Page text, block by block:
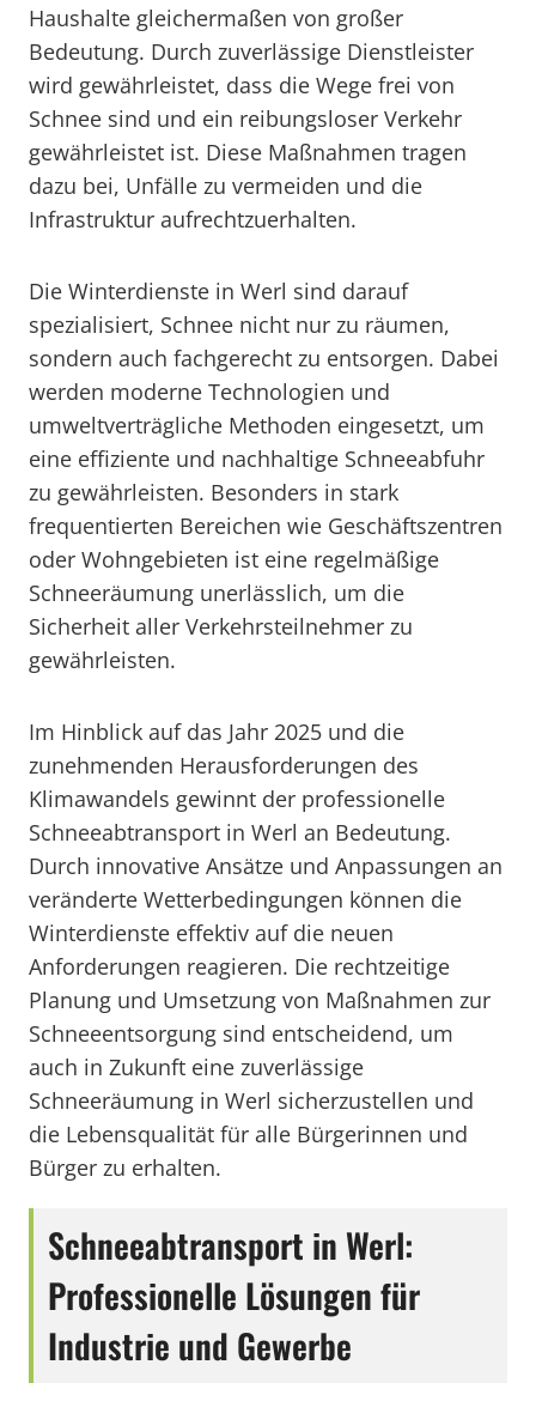
Haushalte gleichermaßen von großer
Bedeutung. Durch zuverlässige Dienstleister
wird gewährleistet, dass die Wege frei von
Schnee sind und ein reibungsloser Verkehr
gewährleistet ist. Diese Maßnahmen tragen
dazu bei, Unfälle zu vermeiden und die
Infrastruktur aufrechtzuerhalten.
Die Winterdienste in Werl sind darauf
spezialisiert, Schnee nicht nur zu räumen,
sondern auch fachgerecht zu entsorgen. Dabei
werden moderne Technologien und
umweltverträgliche Methoden eingesetzt, um
eine effiziente und nachhaltige Schneeabfuhr
zu gewährleisten. Besonders in stark
frequentierten Bereichen wie Geschäftszentren
oder Wohngebieten ist eine regelmäßige
Schneeräumung unerlässlich, um die
Sicherheit aller Verkehrsteilnehmer zu
gewährleisten.
Im Hinblick auf das Jahr 2025 und die
zunehmenden Herausforderungen des
Klimawandels gewinnt der professionelle
Schneeabtransport in Werl an Bedeutung.
Durch innovative Ansätze und Anpassungen an
veränderte Wetterbedingungen können die
Winterdienste effektiv auf die neuen
Anforderungen reagieren. Die rechtzeitige
Planung und Umsetzung von Maßnahmen zur
Schneeentsorgung sind entscheidend, um
auch in Zukunft eine zuverlässige
Schneeräumung in Werl sicherzustellen und
die Lebensqualität für alle Bürgerinnen und
Bürger zu erhalten.
Schneeabtransport in Werl:
Professionelle Lösungen für
Industrie und Gewerbe